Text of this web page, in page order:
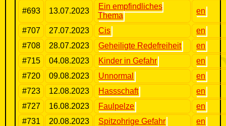
#693 13.07.2023
Ein empfindliches
Thema
en
#707 27.07.2023 Cis
en
#708
28.07.2023 Geheiligte Redefreiheit
en
#715
04.08.2023 Kinder in Gefahr
en
#720
09.08.2023 Unnormal
en
#723
12.08.2023 Hassschaft
en
#727
16.08.2023 Faulpelze
en
#731
20.08.2023 Spitzohrige Gefahr
en